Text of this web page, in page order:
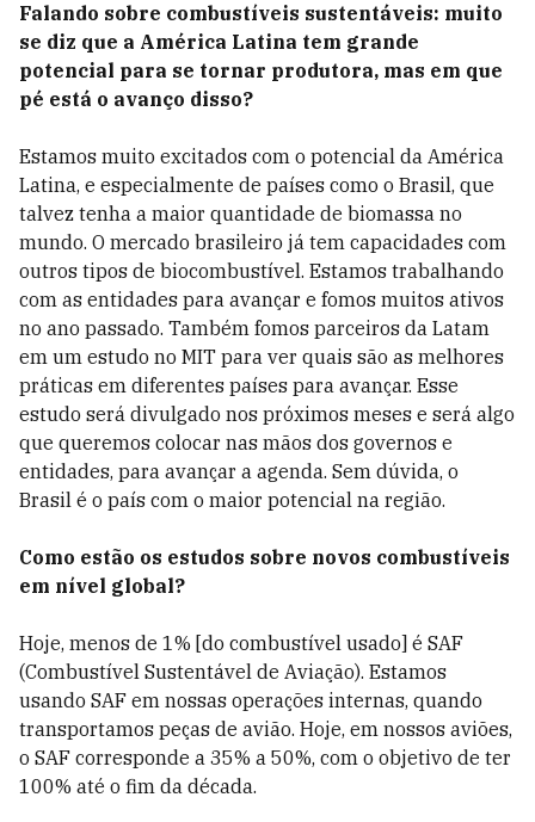
Falando sobre combustíveis sustentáveis: muito
se diz que a América Latina tem grande
potencial para se tornar produtora, mas em que
pé está o avanço disso?
Estamos muito excitados com o potencial da América
Latina, e especialmente de países como o Brasil, que
talvez tenha a maior quantidade de biomassa no
mundo. O mercado brasileiro já tem capacidades com
outros tipos de biocombustível. Estamos trabalhando
com as entidades para avançar e fomos muitos ativos
no ano passado. Também fomos parceiros da Latam
em um estudo no MIT para ver quais são as melhores
práticas em diferentes países para avançar. Esse
estudo será divulgado nos próximos meses e será algo
que queremos colocar nas mãos dos governos e
entidades, para avançar a agenda. Sem dúvida, o
Brasil é o país com o maior potencial na região.
Como estão os estudos sobre novos combustíveis
em nível global?
Hoje, menos de 1% [do combustível usado] é SAF
(Combustível Sustentável de Aviação). Estamos
usando SAF em nossas operações internas, quando
transportamos peças de avião. Hoje, em nossos aviões,
o SAF corresponde a 35% a 50%, com o objetivo de ter
100% até o fim da década.